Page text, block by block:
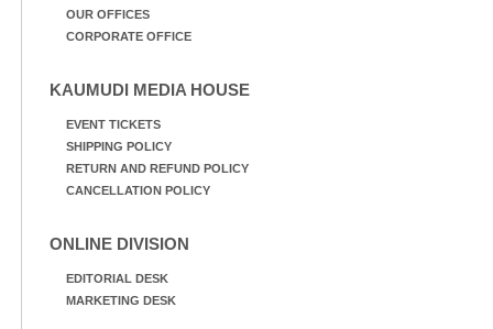
OUR OFFICES
CORPORATE OFFICE
KAUMUDI MEDIA HOUSE
EVENT TICKETS
SHIPPING POLICY
RETURN AND REFUND POLICY
CANCELLATION POLICY
ONLINE DIVISION
EDITORIAL DESK
MARKETING DESK